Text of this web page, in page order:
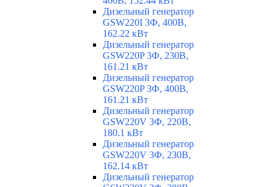
Дизельный генератор
GSW220I 3Ф, 400В,
162.22 кВт
Дизельный генератор
GSW220P 3Ф, 230В,
161.21 кВт
Дизельный генератор
GSW220P 3Ф, 400В,
161.21 кВт
Дизельный генератор
GSW220V 3Ф, 220В,
180.1 кВт
Дизельный генератор
GSW220V 3Ф, 230В,
162.14 кВт
Дизельный генератор